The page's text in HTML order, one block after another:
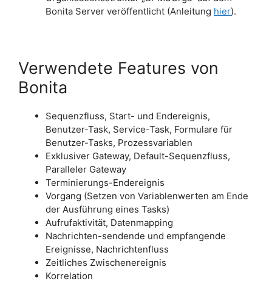
Bonita Server veröffentlicht (Anleitung hier).
Verwendete Features von
Bonita
Sequenzfluss, Start- und Endereignis,
Benutzer-Task, Service-Task, Formulare für
Benutzer-Tasks, Prozessvariablen
Exklusiver Gateway, Default-Sequenzfluss,
Paralleler Gateway
Terminierungs-Endereignis
Vorgang (Setzen von Variablenwerten am Ende
der Ausführung eines Tasks)
Aufrufaktivität, Datenmapping
Nachrichten-sendende und empfangende
Ereignisse, Nachrichtenfluss
Zeitliches Zwischenereignis
Korrelation